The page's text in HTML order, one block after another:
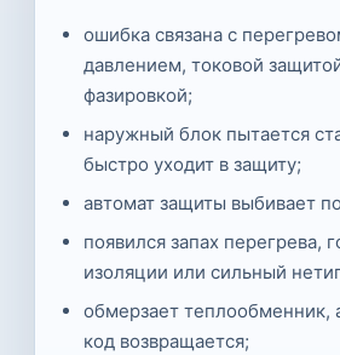
ошибка связана с
давлением, токовой
фазировкой;
наружный блок пытается
быстро уходит в защиту;
автомат защиты выбивает
появился запах перегрева,
изоляции или сильный
обмерзает теплообменник,
код возвращается;